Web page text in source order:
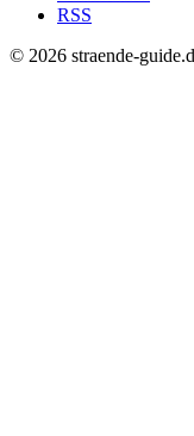
RSS
© 2026 straende-